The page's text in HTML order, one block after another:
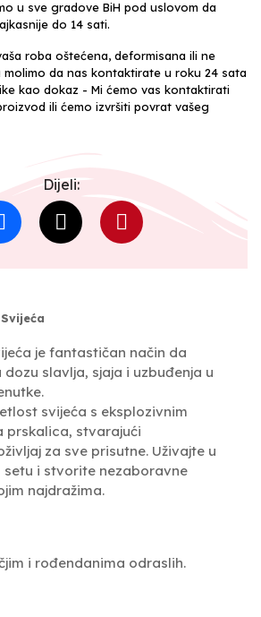
u sve gradove BiH pod uslovom da
do 14 sati.
roba oštećena, deformisana ili ne
da nas kontaktirate u roku 24 sata
kao dokaz - Mi ćemo vas kontaktirati
ili ćemo izvršiti povrat vašeg
Dijeli:
je fantastičan način da
slavlja, sjaja i uzbuđenja u
svijeća s eksplozivnim
prskalica, stvarajući
za sve prisutne. Uživajte u
i stvorite nezaboravne
najdražima.
i rođendanima odraslih.